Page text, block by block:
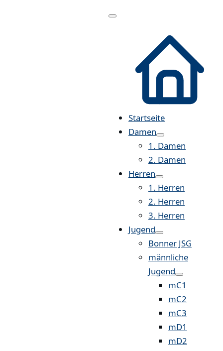
Menü
Startseite
Damen
1. Damen
2. Damen
Herren
1. Herren
2. Herren
3. Herren
Jugend
Bonner JSG
männliche
Jugend
mC1
mC2
mC3
mD1
mD2